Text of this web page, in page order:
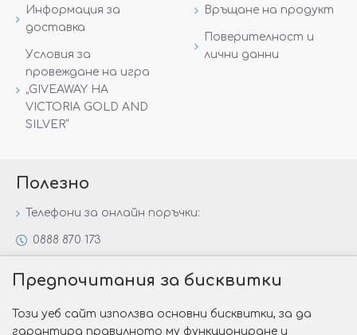
Информация за
доставка
Условия за
провеждане на игра
„GIVEAWAY НА
VICTORIA GOLD AND
SILVER“
Връщане на продукт
Поверителност и
лични данни
Полезно
Телефони за онлайн поръчки:
0888 870 173
Специални предложения
Предпочитания за бисквитки
Този уеб сайт използва основни бисквитки, за да
гарантира правилното му функциониране и